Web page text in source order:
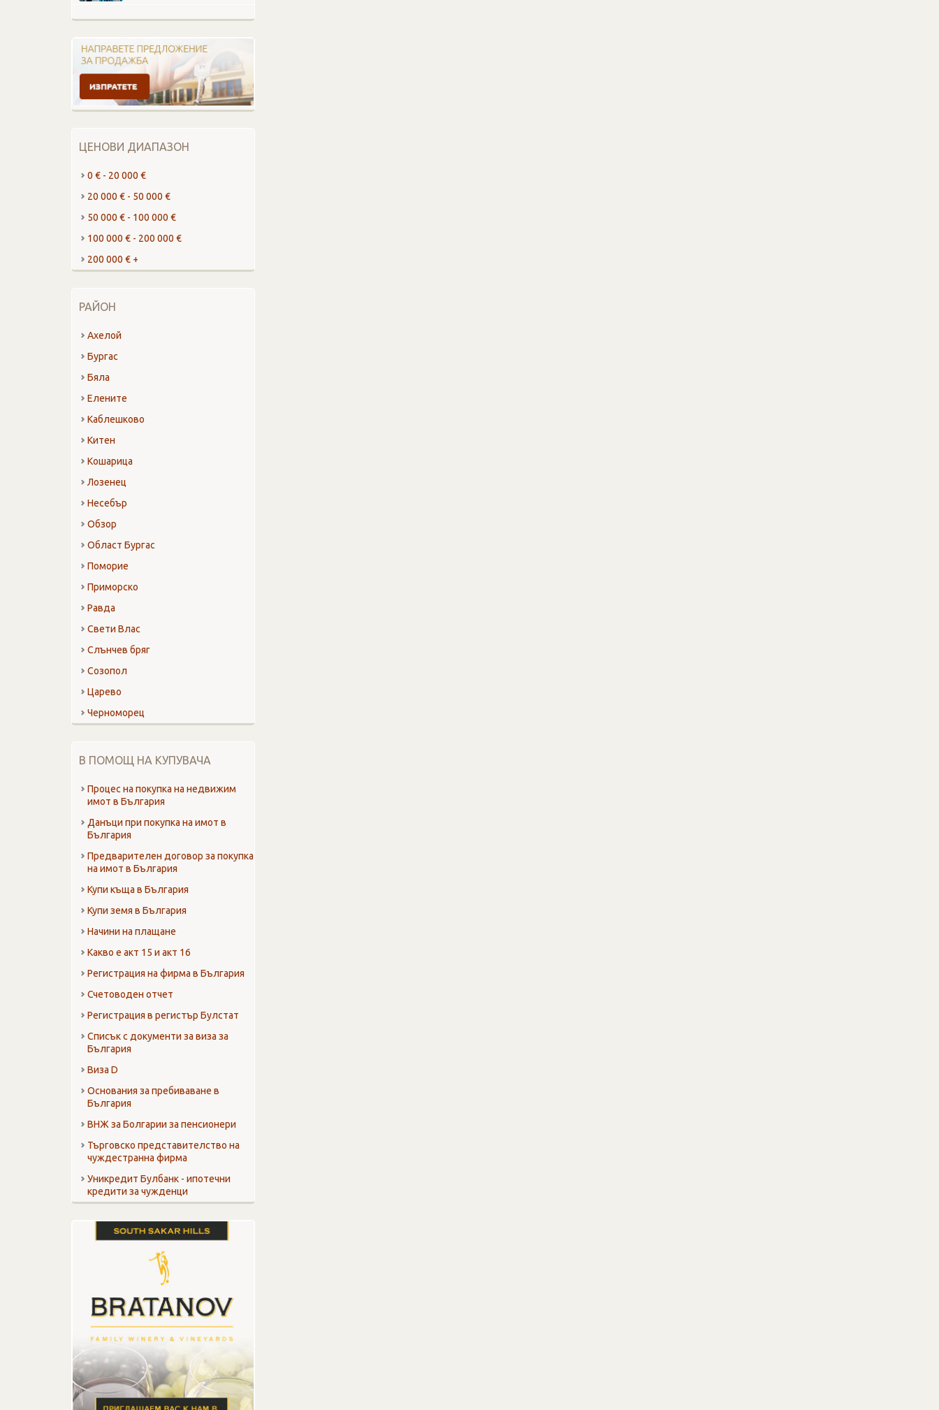
ЦЕНОВИ ДИАПАЗОН
0 € - 20 000 €
20 000 € - 50 000 €
50 000 € - 100 000 €
100 000 € - 200 000 €
200 000 € +
РАЙОН
Ахелой
Бургас
Бяла
Елените
Каблешково
Китен
Кошарица
Лозенец
Несебър
Обзор
Област Бургас
Поморие
Приморско
Равда
Свети Влас
Слънчев бряг
Созопол
Царево
Черноморец
В ПОМОЩ НА КУПУВАЧА
Процес на покупка на недвижим
имот в България
Данъци при покупка на имот в
България
Предварителен договор за покупка
на имот в България
Купи къща в България
Купи земя в България
Начини на плащане
Какво е акт 15 и акт 16
Регистрация на фирма в България
Счетоводен отчет
Регистрация в регистър Булстат
Списък с документи за виза за
България
Виза D
Основания за пребиваване в
България
ВНЖ за Болгарии за пенсионери
Търговско представителство на
чуждестранна фирма
Уникредит Булбанк - ипотечни
кредити за чужденци